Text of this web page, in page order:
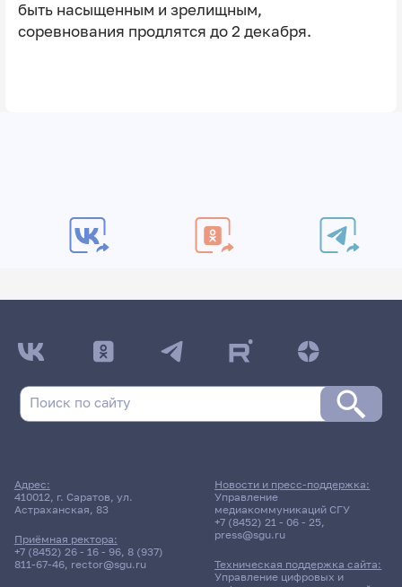
быть насыщенным и зрелищным,
соревнования продлятся до 2 декабря.
Адрес:
410012, г. Саратов, ул.
Астраханская, 83
Приёмная ректора:
+7 (8452) 26 - 16 - 96, 8 (937)
811-67-46, rector@sgu.ru
Новости и пресс-поддержка:
Управление
медиакоммуникаций СГУ
+7 (8452) 21 - 06 - 25,
press@sgu.ru
Техническая поддержка сайта:
Управление цифровых и